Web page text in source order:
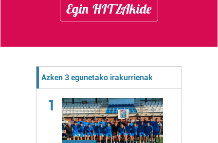
Egin HITZAkide
Azken 3 egunetako irakurrienak
1